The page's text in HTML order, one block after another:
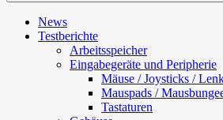
News
Testberichte
Arbeitsspeicher
Eingabegeräte und Peripherie
Mäuse / Joysticks /
Mauspads /
Tastaturen